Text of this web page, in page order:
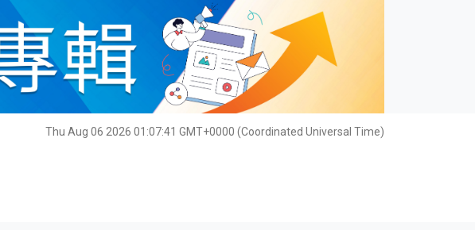
Thu Aug 06 2026 01:07:43 GMT+0000 (Coordinated Universal Time)
影片 名家榜 灼見活動 關於我們